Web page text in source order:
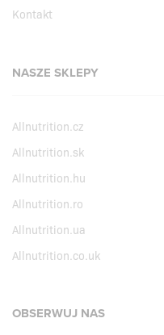
Kontakt
NASZE SKLEPY
Allnutrition.cz
Allnutrition.sk
Allnutrition.hu
Allnutrition.ro
Allnutrition.ua
Allnutrition.co.uk
OBSERWUJ NAS